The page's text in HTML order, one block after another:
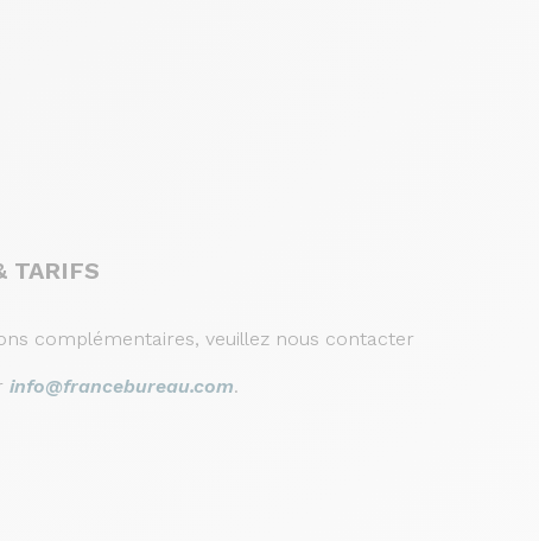
TARIFS
complémentaires, veuillez nous contacter
info@francebureau.com.